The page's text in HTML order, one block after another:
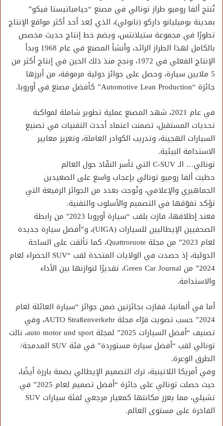
تُنتج ألفا روميو طراز تونالي في مصنع “جيامباتيستا فيكو”
بمدينة بوميليانو داركو (نابولي)، الذي يُعد أحد أكثر مواقع الإنتاج
تطورًا في مجموعة ستيلانتس، ويضم خط إنتاج حديث مخصص
بالكامل لهذا الطراز الرائد، وأنشأ المصنع في عام 1968 وبدأ
الإنتاج الفعلي في 1972، ونجح منذ ذلك الحين في إنتاج أكثر من
5 ملايين سيارة، وحصل على جوائز دولية مرموقة، من أبرزها
جائزة “Automotive Lean Production” كأفضل مصنع في أوروبا.
في عام 2021، شهد المصنع عملية تطوير شاملة لمواكبة
تحديات المستقبل، تضمنت اعتماد أحدث التقنيات في تصنيع
السيارات الهجينة، وتدريب الكوادر العاملة، وتعزيز معايير
الاستدامة البيئية.
تونالي… الـ C-SUV التي تأسر النقّاد حول العالم
حظيت ألفا روميو تونالي بإعجاب واسع على الصعيدين
الجماهيري والإعلامي، وتُوجت بعدد من الجوائز الرفيعة التي
تؤكد تفوّقها في التصميم والأسلوب والتقنية.
فعند إطلاقها، فازت بلقب “سيارة أوروبا 2023″ من رابطة
الصحفيين الإيطاليين للسيارات (UIGA)، و”أفضل سيارة جديدة
لعام 2023” من مجلة Quattroruote، كما تألقت على الساحة
الدولية، إذ حصدت في الولايات المتحدة لقب “SUV الخضراء لعام
2024” من Green Car Journal، تقديرًا لتوازنها بين الأداء
والاستدامة.
أما في ألمانيا، ففازت بجائزتين ضمن جوائز “سيارة العائلة لعام
2024” حسب تصويت قرّاء مجلة AUTO Straßenverkehr، وفي
تصنيف “أفضل السيارات 2025” لمجلة auto motor und sport، نالت
تونالي لقب “أفضل سيارة مستوردة” في فئة SUV المدمجة/
الطرق الوعرة.
وفي أمريكا اللاتينية، ترك التصميم الإيطالي بصمة بارزة أيضًا،
حيث حصلت تونالي على جائزة “أفضل تصميم لعام 2025” في
تشيلي، مما يعزز مكانتها كمعيار مرجعي لفئة سيارات SUV
الفاخرة على مستوى العالم.